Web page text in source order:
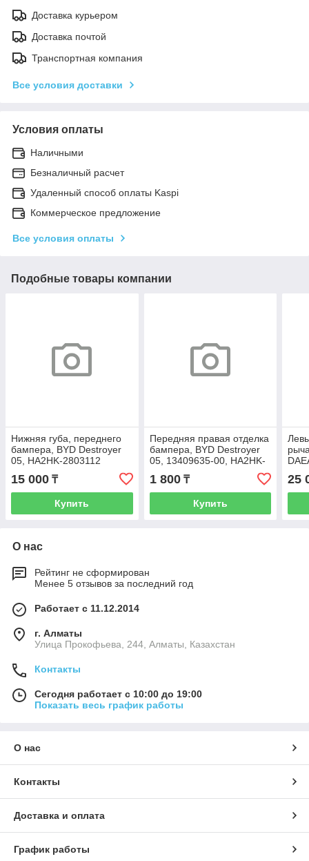
Доставка курьером
Доставка почтой
Транспортная компания
Все условия доставки
Условия оплаты
Наличными
Безналичный расчет
Удаленный способ оплаты Kaspi
Коммерческое предложение
Все условия оплаты
Подобные товары компании
Нижняя губа, переднего
бампера, BYD Destroyer
05, HA2HK-2803112
15 000 ₸
Купить
Передняя правая отделка
бампера, BYD Destroyer
05, 13409635-00, HA2HK-
1 800₸
Купить
25
О нас
Рейтинг не сформирован
Менее 5 отзывов за последний год
Работает с 11.12.2014
г. Алматы
​Улица Прокофьева, 244, Алматы, Казахстан
Контакты
Сегодня работает с 10:00 до 19:00
Показать весь график работы
О нас
Контакты
Доставка и оплата
График работы